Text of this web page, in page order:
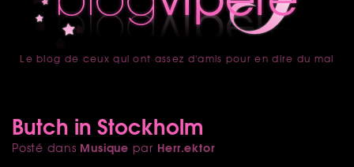
accueil
Le blog de ceux qui ont assez d'amis pour en dire du mal
Butch in Stockholm
Posté dans Musique par Herr.ektor